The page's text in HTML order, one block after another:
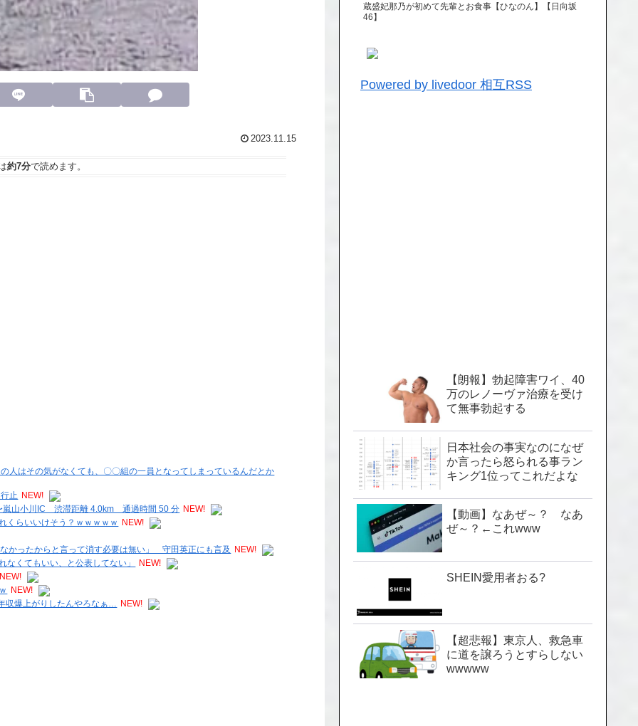
2023.11.15
約7分で読めます。
人はその気がなくても、〇〇組の一員となってしまっているんだとか
止 NEW!
山小川IC 渋滞距離 4.0km 通過時間 50 分 NEW!
くらいいけそう？ｗｗｗｗｗ
NEW!
かったからと言って消す必要は無い」 守田英正にも言及
NEW!
くてもいい、と公表してない」
NEW!
NEW!
NEW!
収爆上がりしたんやろなぁ… NEW!
蔵盛妃那乃が初めて先輩とお食事【ひなのん】【日向坂
46】
Powered by livedoor 相互RSS
【朗報】勃起障害ワイ、40
万のレノーヴァ治療を受け
て無事勃起する
日本社会の事実なのになぜ
か言ったら怒られる事ラン
キング1位ってこれだよな
【動画】なあぜ～？ なあ
ぜ～？←これwww
SHEIN愛用者おる?
【超悲報】東京人、救急車
に道を譲ろうとすらしない
wwwww